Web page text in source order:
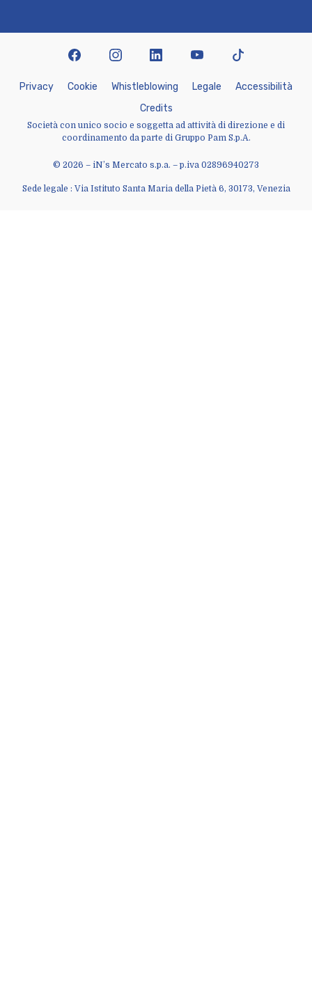
© 2026 – iN’s Mercato s.p.a. – p.iva 02896940273
Sede legale : Via Istituto Santa Maria della Pietà 6, 30173, Venezia
Privacy Cookie Whist eb owing Lega e Accessibi ità
Credits
Società con unico socio e soggetta ad attività di direzione e di
coordinamento da parte di Gruppo Pam S.p.A.
facebookinstagram linkedin youtubetiktok